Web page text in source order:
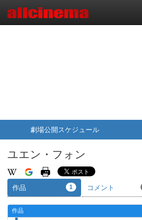
劇場公開スケジュール
ユエン・フォン
作品 1 コメント
作品